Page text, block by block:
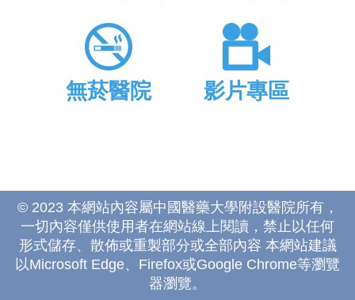
無菸醫院 影片專區
© 2023 本網站內容屬中國醫藥大學附設醫院所有，
一切內容僅供使用者在網站線上閱讀，禁止以任何
形式儲存、散佈或重製部分或全部內容 本網站建議
以Microsoft Edge、Firefox或Google Chrome等瀏覽
器瀏覽。